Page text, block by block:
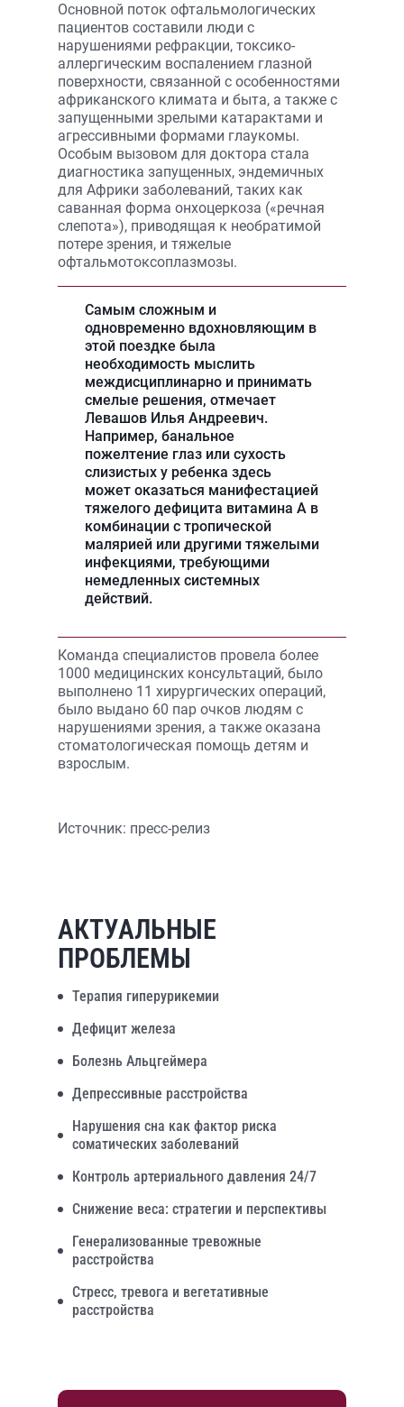
Основной поток офтальмологических
пациентов составили люди с
нарушениями рефракции, токсико-
аллергическим воспалением глазной
поверхности, связанной с особенностями
африканского климата и быта, а также с
запущенными зрелыми катарактами и
агрессивными формами глаукомы.
Особым вызовом для доктора стала
диагностика запущенных, эндемичных
для Африки заболеваний, таких как
саванная форма онхоцеркоза («речная
слепота»), приводящая к необратимой
потере зрения, и тяжелые
офтальмотоксоплазмозы.
Самым сложным и
одновременно вдохновляющим в
этой поездке была
необходимость мыслить
междисциплинарно и принимать
смелые решения, отмечает
Левашов Илья Андреевич.
Например, банальное
пожелтение глаз или сухость
слизистых у ребенка здесь
может оказаться манифестацией
тяжелого дефицита витамина А в
комбинации с тропической
малярией или другими тяжелыми
инфекциями, требующими
немедленных системных
действий.
Команда специалистов провела более
1000 медицинских консультаций, было
выполнено 11 хирургических операций,
было выдано 60 пар очков людям с
нарушениями зрения, а также оказана
стоматологическая помощь детям и
взрослым.
Источник: пресс-релиз
АКТУАЛЬНЫЕ
ПРОБЛЕМЫ
Терапия гиперурикемии
Дефицит железа
Болезнь Альцгеймера
Депрессивные расстройства
Нарушения сна как фактор риска
соматических заболеваний
Контроль артериального давления 24/7
Снижение веса: стратегии и перспективы
Генерализованные тревожные
расстройства
Стресс, тревога и вегетативные
расстройства